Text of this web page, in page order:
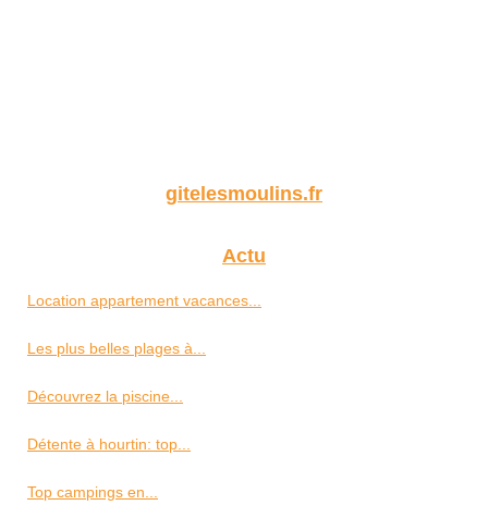
gitelesmoulins.fr
Actu
Location appartement vacances...
Les plus belles plages à...
Découvrez la piscine...
Détente à hourtin: top...
Top campings en...